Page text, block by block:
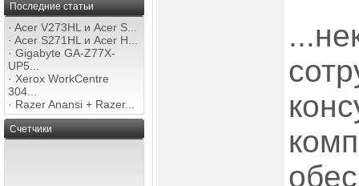
Последние статьи
· Acer V273HL и Acer S...
· Acer S271HL и Acer H...
· Gigabyte GA-Z77X-
UP5...
· Xerox WorkCentre
304...
· Razer Anansi + Razer...
Счетчики